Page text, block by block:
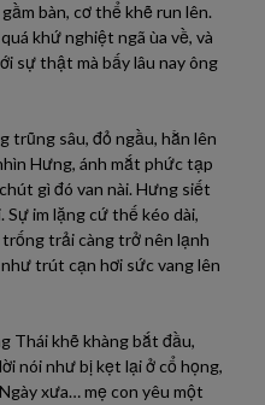
bàn, cơ thể khẽ run lên.
khứ nghiệt ngã ùa về, và
sự thật mà bấy lâu nay ông
trũng sâu, đỏ ngầu, hằn lên
Hưng, ánh mắt phức tạp
gì đó van nài. Hưng siết
Sự im lặng cứ thế kéo dài,
trải càng trở nên lạnh
trút cạn hơi sức vang lên
Thái khẽ khàng bắt đầu,
nói như bị kẹt lại ở cổ họng,
xưa… mẹ con yêu một